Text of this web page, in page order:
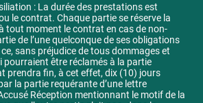
: La durée des prestations est
le contrat. Chaque partie se réserve la
tout moment le contrat en cas de non-
de l’une quelconque de ses obligations
sans préjudice de tous dommages et
pourraient être réclamés à la partie
prendra fin, à cet effet, dix (10) jours
la partie requérante d’une lettre
Réception mentionnant le motif de la